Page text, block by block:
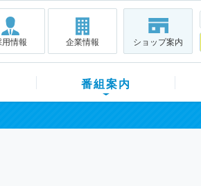
用情報 企業情報 ショップ案内
番組案内